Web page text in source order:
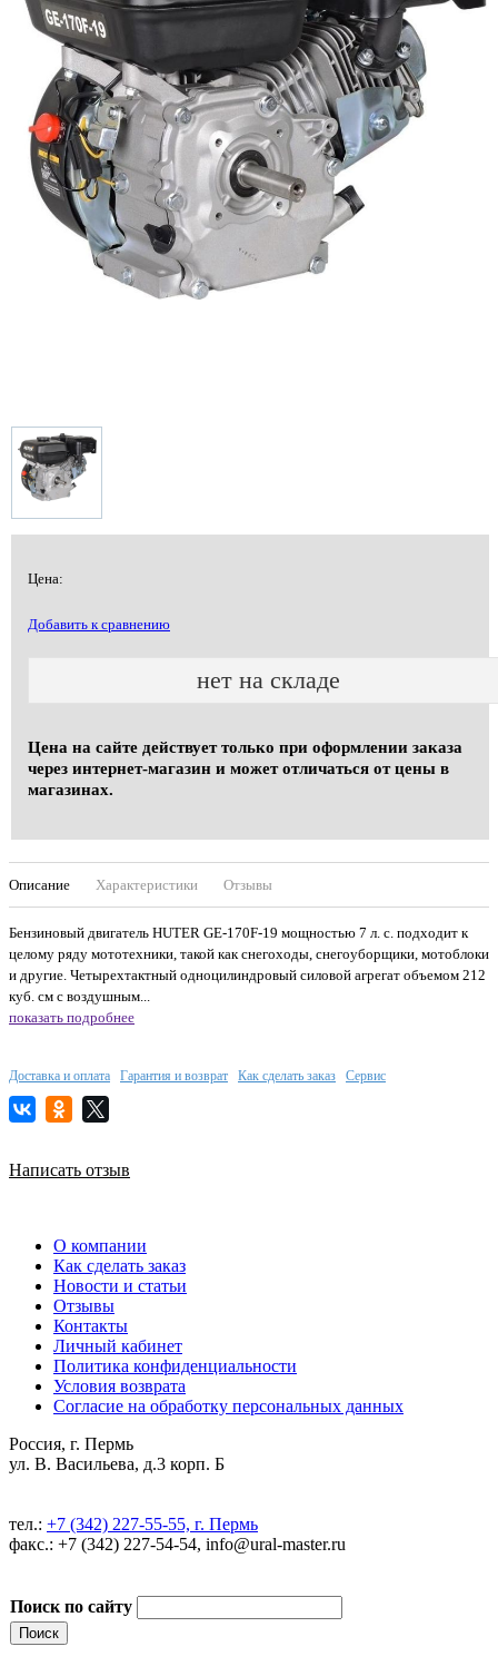
Цена:
Добавить к сравнению
нет на складе
Цена на сайте действует только при оформлении заказа
через интернет-магазин и может отличаться от цены в
магазинах.
Описание Характеристики Отзывы
Бензиновый двигатель HUTER GE-170F-19 мощностью 7 л. с. подходит к
целому ряду мототехники, такой как снегоходы, снегоуборщики, мотоблоки
и другие. Четырехтактный одноцилиндровый силовой агрегат объемом 212
куб. см с воздушным...
показать подробнее
Доставка и оплата Гарантия и возврат Как сделать заказ Сервис
Написать отзыв
О компании
Как сделать заказ
Новости и статьи
Отзывы
Контакты
Личный кабинет
Политика конфиденциальности
Условия возврата
Согласие на обработку персональных данных
Россия, г. Пермь
ул. В. Васильева, д.3 корп. Б
тел.: +7 (342) 227-55-55, г. Пермь
факс.: +7 (342) 227-54-54, info@ural-master.ru
Поиск по сайту